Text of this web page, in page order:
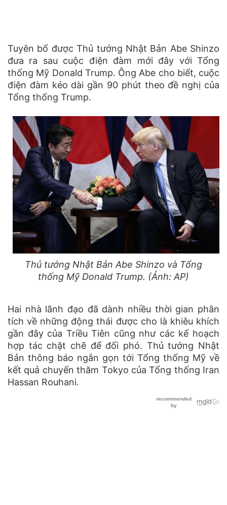
Tuyên bố được Thủ tướng Nhật Bản Abe Shinzo
đưa ra sau cuộc điện đàm mới đây với Tổng
thống Mỹ Donald Trump. Ông Abe cho biết, cuộc
điện đàm kéo dài gần 90 phút theo đề nghị của
Tổng thống Trump.
Thủ tướng Nhật Bản Abe Shinzo và Tổng
thống Mỹ Donald Trump. (Ảnh: AP)
Hai nhà lãnh đạo đã dành nhiều thời gian phân
tích về những động thái được cho là khiêu khích
gần đây của Triều Tiên cũng như các kế hoạch
hợp tác chặt chẽ để đối phó. Thủ tướng Nhật
Bản thông báo ngắn gọn tới Tổng thống Mỹ về
kết quả chuyến thăm Tokyo của Tổng thống Iran
Hassan Rouhani.